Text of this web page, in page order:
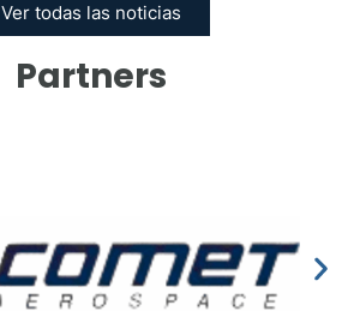
Ver todas las noticias
Partners